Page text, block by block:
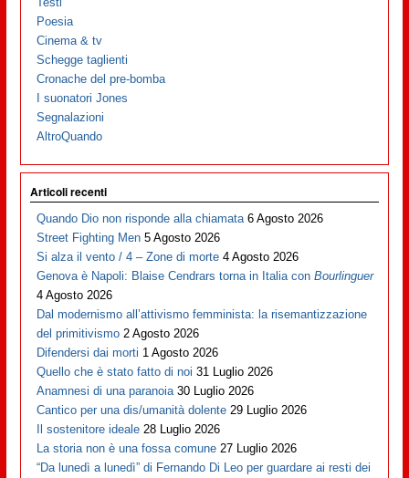
Poesia
Cinema & tv
Schegge taglienti
Cronache del pre-bomba
I suonatori Jones
Segnalazioni
AltroQuando
Articoli recenti
Quando Dio non risponde alla chiamata 6 Agosto 2026
Street Fighting Men 5 Agosto 2026
Si alza il vento / 4 – Zone di morte 4 Agosto 2026
Genova è Napoli: Blaise Cendrars torna in Italia conBourlinguer
4 Agosto 2026
Dal modernismo all’attivismo femminista: la risemantizzazione
del primitivismo 2 Agosto 2026
Difendersi dai morti 1 Agosto 2026
Quello che è stato fatto di noi 31 Luglio 2026
Anamnesi di una paranoia 30 Luglio 2026
Cantico per una dis/umanità dolente 29 Luglio 2026
Il sostenitore ideale 28 Luglio 2026
La storia non è una fossa comune 27 Luglio 2026
“Da lunedì a lunedì” di Fernando Di Leo per guardare ai resti dei